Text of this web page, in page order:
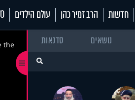
חדשות הרב זמיר כהן עולם הילדים 70
נושאים סדנאות
the